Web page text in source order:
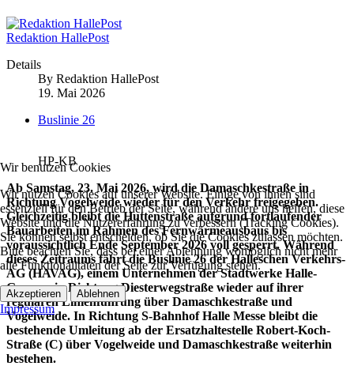
Redaktion HallePost
Details
By Redaktion HallePost
19. Mai 2026
Buslinie 26
HP-KB
Ab Samstag, 23. Mai 2026, wird die Damaschkestraße in
Richtung Vogelweide wieder für den Verkehr freigegeben.
Gleichzeitig bleibt die Huttenstraße aufgrund fortlaufender
Bauarbeiten im Rahmen des Fernwärmeausbaus bis
voraussichtlich Ende September 2026 voll gesperrt. Während
dieses Zeitraums fährt die Buslinie 26 der Halleschen Verkehrs-
AG (HAVAG), einem Unternehmen der Stadtwerke Halle-
Gruppe, in Richtung Diesterwegstraße wieder auf ihrer
regulären Linienführung über Damaschkestraße und
Vogelweide. In Richtung S-Bahnhof Halle Messe bleibt die
bestehende Umleitung ab der Ersatzhaltestelle Robert-Koch-
Straße (C) über Vogelweide und Damaschkestraße weiterhin
bestehen.
Wir benutzen Cookies
Wir nutzen Cookies auf unserer Website. Einige von ihnen sind
essenziell für den Betrieb der Seite, während andere uns helfen, diese
Website und die Nutzererfahrung zu verbessern (Tracking Cookies).
Sie können selbst entscheiden, ob Sie die Cookies zulassen möchten.
Bitte beachten Sie, dass bei einer Ablehnung womöglich nicht mehr
alle Funktionalitäten der Seite zur Verfügung stehen.
Akzeptieren Ablehnen
Impressum